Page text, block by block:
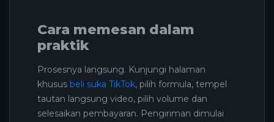
Cara memesan dalam
praktik
Prosesnya langsung. Kunjungi halaman
khusus beli suka TikTok, pilih formula, tempel
tautan langsung video, pilih volume dan
selesaikan pembayaran. Pengiriman dimulai